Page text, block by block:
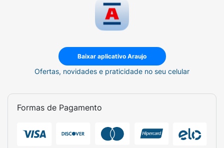
Baixar aplicativo Araujo
Ofertas, novidades e praticidade no seu celular
Formas de Pagamento